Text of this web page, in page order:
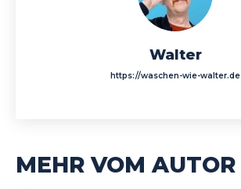
Walter
https://waschen-wie-walter.de
MEHR VOM AUTOR